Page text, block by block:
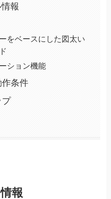
報
をベースにした図太い
ション機能
条件
プ
報